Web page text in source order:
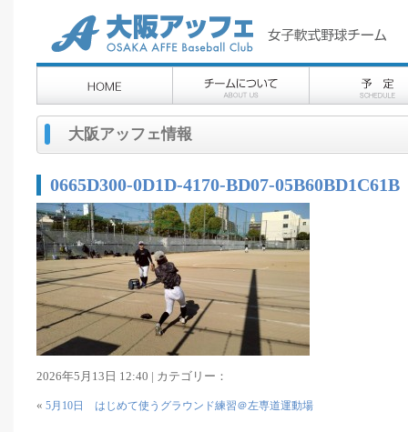
大阪アッフェ情報
0665D300-0D1D-4170-BD07-05B60BD1C61B
2026年5月13日 12:40 | カテゴリー：
« 5月10日 はじめて使うグラウンド練習＠左専道運動場